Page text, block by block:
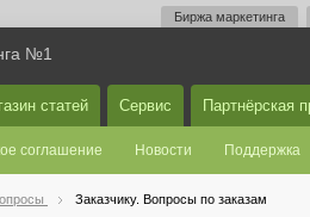
Биржа маркетинга
№1
статей Сервис Партнёрская
соглашение Новости Поддержка
Заказчику. Вопросы по заказам